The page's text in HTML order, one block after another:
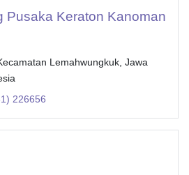
Pusaka Keraton Kanoman
Lemahwungkuk, Jawa
226656